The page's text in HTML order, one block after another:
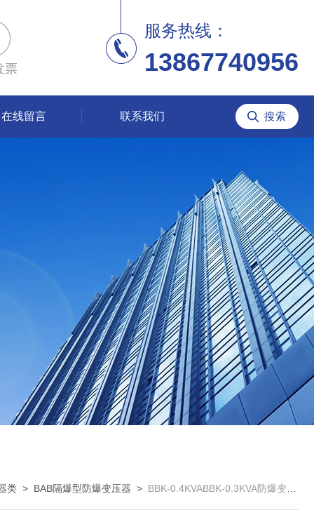
票
服务热线：
13867740956
在线留言 联系我们
类 > BAB隔爆型防爆变压器 > BBK-0.4KVABBK-0.3KVA防爆变压器